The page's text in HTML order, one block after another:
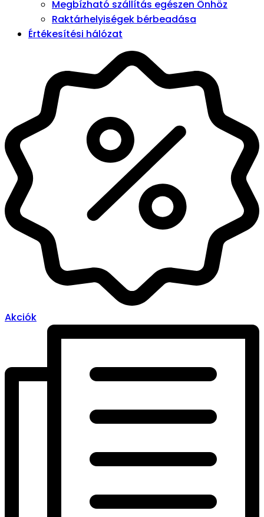
Megbízható szállítás egészen Önhöz
Raktárhelyiségek bérbeadása
Értékesítési hálózat
Akciók